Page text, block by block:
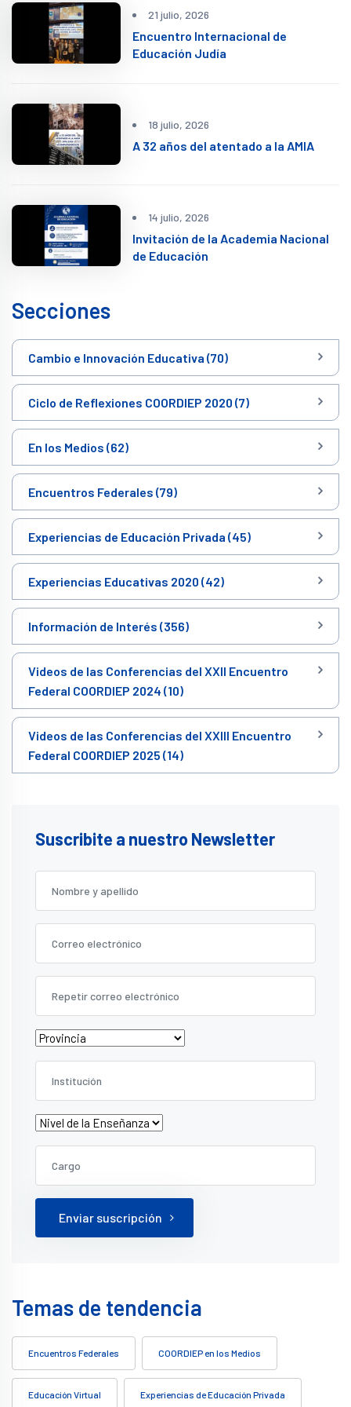
21 julio, 2026
Encuentro Internacional de
Educación Judía
18 julio, 2026
A 32 años del atentado a la AMIA
14 julio, 2026
Invitación de la Academia Nacional
de Educación
Secciones
Cambio e Innovación Educativa (70)
Ciclo de Reflexiones COORDIEP 2020 (7)
En los Medios (62)
Encuentros Federales (79)
Experiencias de Educación Privada (45)
Experiencias Educativas 2020 (42)
Información de Interés (356)
Videos de las Conferencias del XXII Encuentro
Federal COORDIEP 2024 (10)
Videos de las Conferencias del XXIII Encuentro
Federal COORDIEP 2025 (14)
Suscribite a nuestro Newsletter
Enviar suscripción
Temas de tendencia
Encuentros Federales COORDIEP en los Medios
Educación Virtual Experiencias de Educación Privada